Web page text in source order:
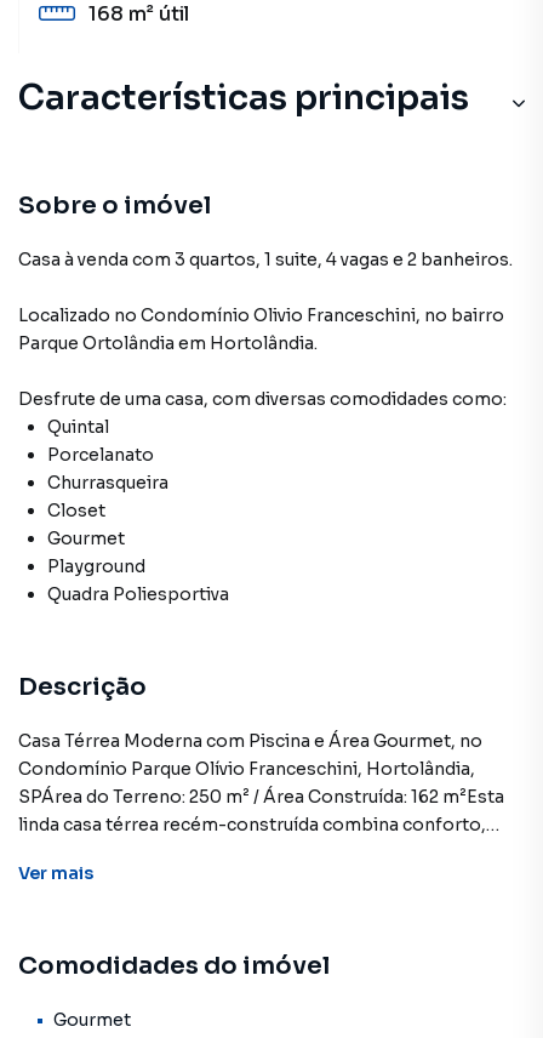
168 m² útil
Características principais
Sobre o imóvel
Casa à venda com 3 quartos, 1 suite, 4 vagas e 2 banheiros.
Localizado no Condomínio Olivio Franceschini, no bairro
Parque Ortolândia em Hortolândia.
Desfrute de uma casa, com diversas comodidades como:
Quintal
Porcelanato
Churrasqueira
Closet
Gourmet
Playground
Quadra Poliesportiva
Descrição
Casa Térrea Moderna com Piscina e Área Gourmet, no
Condomínio Parque Olívio Franceschini, Hortolândia,
SPÁrea do Terreno: 250 m² / Área Construída: 162 m²Esta
linda casa térrea recém-construída combina conforto,
integrada à sala de jantar e à cozinha, que se conecta à área
de banheiro social e lavabo, o quintal é espaçoso e possui
conforto e privacidade.A garagem acomoda até 4 veículos,
Ver mais
Comodidades do imóvel
Gourmet